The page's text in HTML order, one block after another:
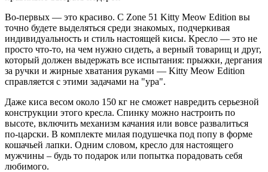
Во-первых — это красиво. С Zone 51 Kitty Meow Edition вы
точно будете выделяться среди знакомых, подчеркивая
индивидуальность и стиль настоящей кисы. Кресло — это не
просто что-то, на чем нужно сидеть, а верный товарищ и друг,
который должен выдержать все испытания: прыжки, дергания
за ручки и жирные хватания руками — Kitty Meow Edition
справляется с этими задачами на "ура".
Даже киса весом около 150 кг не сможет навредить серьезной
конструкции этого кресла. Спинку можно настроить по
высоте, включить механизм качания или вовсе развалиться
по-царски. В комплекте милая подушечка под попу в форме
кошачьей лапки. Одним словом, кресло для настоящего
мужчины – будь то подарок или попытка порадовать себя
любимого.